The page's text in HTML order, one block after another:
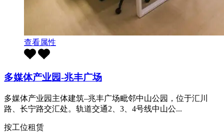
查看属性
多媒体产业园-兆丰广场
多媒体产业园主体建筑–兆丰广场毗邻中山公园，位于汇川
路、长宁路交汇处。轨道交通2、3、4号线中山公...
按工位租赁